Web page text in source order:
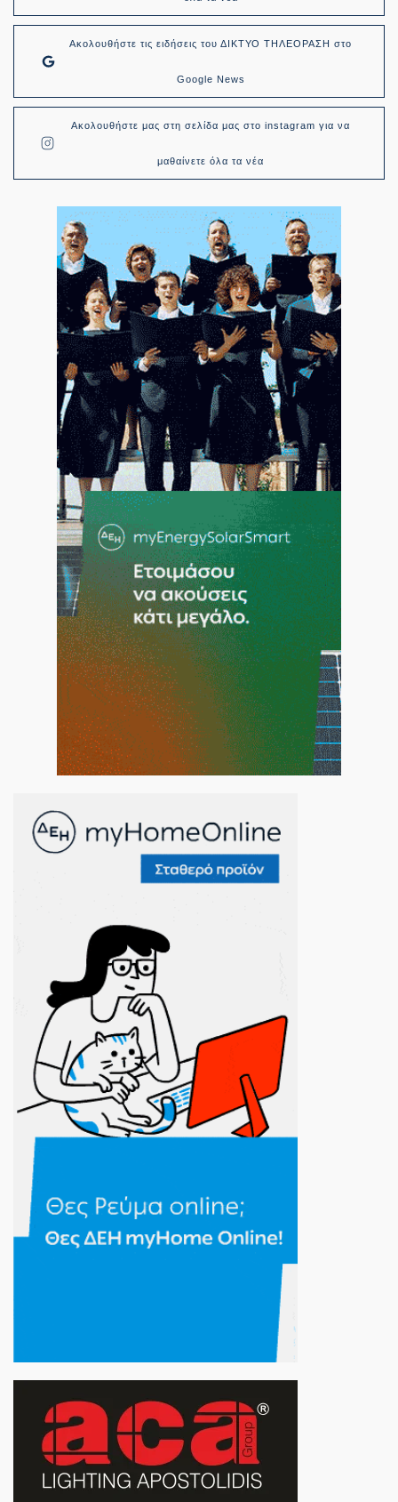
Ακολουθήστε τις ειδήσεις του ΔΙΚΤΥΟ ΤΗΛΕΟΡΑΣΗ στο
Google News
Ακολουθήστε μας στη σελίδα μας στο instagram για να
μαθαίνετε όλα τα νέα